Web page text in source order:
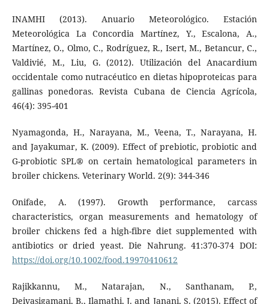
INAMHI (2013). Anuario Meteorológico. Estación
Meteorológica La Concordia Martínez, Y., Escalona, A.,
Martínez, O., Olmo, C., Rodríguez, R., Isert, M., Betancur, C.,
Valdivié, M., Liu, G. (2012). Utilización del Anacardium
occidentale como nutracéutico en dietas hipoproteicas para
gallinas ponedoras. Revista Cubana de Ciencia Agrícola,
46(4): 395-401
Nyamagonda, H., Narayana, M., Veena, T., Narayana, H.
and Jayakumar, K. (2009). Effect of prebiotic, probiotic and
G-probiotic SPL® on certain hematological parameters in
broiler chickens. Veterinary World. 2(9): 344-346
Onifade, A. (1997). Growth performance, carcass
characteristics, organ measurements and hematology of
broiler chickens fed a high-fibre diet supplemented with
antibiotics or dried yeast. Die Nahrung. 41:370-374 DOI:
https://doi.org/10.1002/food.19970410612
Rajikkannu, M., Natarajan, N., Santhanam, P.,
Deivasigamani, B., Ilamathi, J. and Janani, S. (2015). Effect of